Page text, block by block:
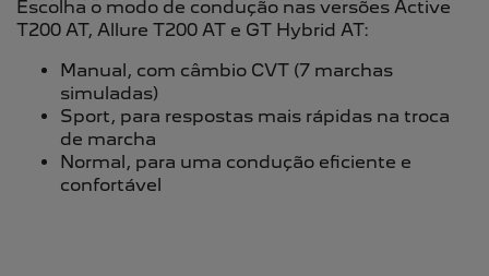
Escolha o modo de condução nas versões Active
T200 AT, Allure T200 AT e GT Hybrid AT:​ ​
Manual, com câmbio CVT (7 marchas
simuladas)
Sport, para respostas mais rápidas na troca
de marcha
Normal, para uma condução eficiente e
confortável